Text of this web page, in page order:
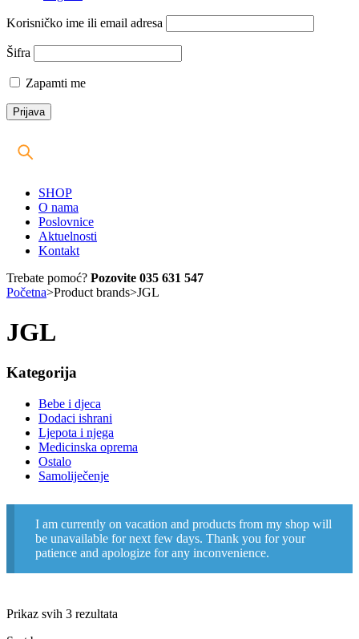
Korisničko ime ili email adresa
Šifra
Zapamti me
SHOP
O nama
Poslovnice
Aktuelnosti
Kontakt
Trebate pomoć? Pozovite 035 631 547
Početna>Product brands>JGL
JGL
Kategorija
Bebe i djeca
Dodaci ishrani
Ljepota i njega
Medicinska oprema
Ostalo
Samoliječenje
I am currently on vacation and products from my shop will
be unavailable for next few days. Thank you for your
patience and apologize for any inconvenience.
Prikaz svih 3 rezultata